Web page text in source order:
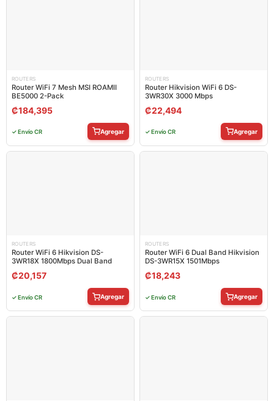
ROUTERS
Router WiFi 7 Mesh MSI ROAMII
BE5000 2-Pack
₡184,395
✓ Envío CR Agregar
ROUTERS
Router Hikvision WiFi 6 DS-
3WR30X 3000 Mbps
₡22,494
✓ Envío CR Agregar
ROUTERS
Router WiFi 6 Hikvision DS-
3WR18X 1800Mbps Dual Band
₡20,157
✓ Envío CR Agregar
ROUTERS
Router WiFi 6 Dual Band Hikvision
DS-3WR15X 1501Mbps
₡18,243
✓ Envío CR Agregar